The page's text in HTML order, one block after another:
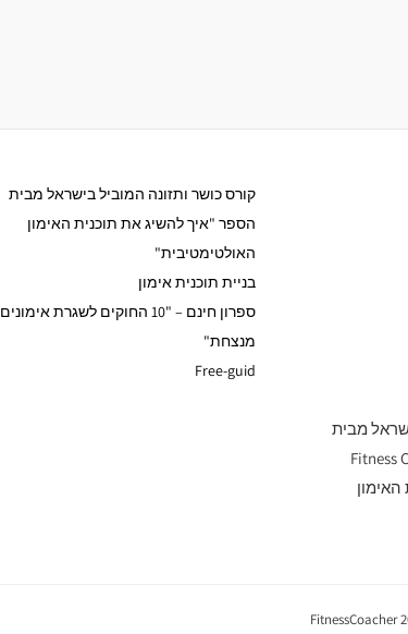
מבית
קורס כושר ותזונה המוביל בישראל מבית
הספר "איך להשיג את תוכנית האימון
האולטימטיבית"
בניית תוכנית אימון
ספרון חינם – "10 החוקים לשגרת אימונים
מנצחת"
Free-guid